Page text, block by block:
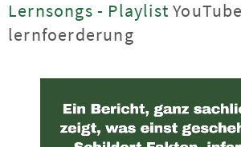
Lernsongs - PlaylistYouTube
lernfoerderung